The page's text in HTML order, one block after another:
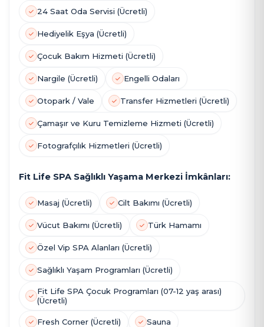
24 Saat Oda Servisi (Ücretli)
Hediyelik Eşya (Ücretli)
Çocuk Bakım Hizmeti (Ücretli)
Nargile (Ücretli) Engelli Odaları
Otopark / Vale Transfer Hizmetleri (Ücretli)
Çamaşır ve Kuru Temizleme Hizmeti (Ücretli)
Fotografçılık Hizmetleri (Ücretli)
Fit Life SPA Sağlıklı Yaşama Merkezi İmkânları:
Masaj (Ücretli) Cilt Bakımı (Ücretli)
Vücut Bakımı (Ücretli) Türk Hamamı
Özel Vip SPA Alanları (Ücretli)
Sağlıklı Yaşam Programları (Ücretli)
Fit Life SPA Çocuk Programları (07-12 yaş arası)
(Ücretli)
Fresh Corner (Ücretli) Sauna